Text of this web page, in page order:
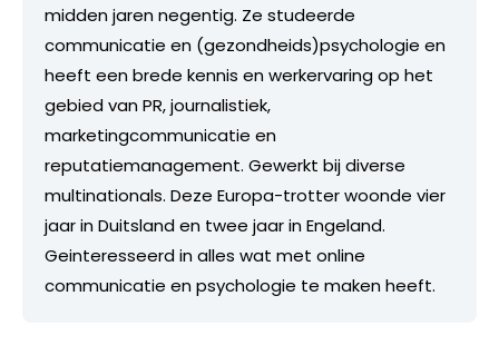
midden jaren negentig. Ze studeerde
communicatie en (gezondheids)psychologie en
heeft een brede kennis en werkervaring op het
gebied van PR, journalistiek,
marketingcommunicatie en
reputatiemanagement. Gewerkt bij diverse
multinationals. Deze Europa-trotter woonde vier
jaar in Duitsland en twee jaar in Engeland.
Geinteresseerd in alles wat met online
communicatie en psychologie te maken heeft.